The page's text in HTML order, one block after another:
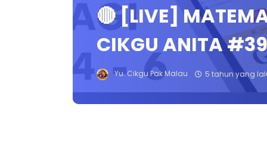
🔴 [LIVE]
CIKGU ANITA
Yu. Cikgu Pak Malau 5 tahun yang